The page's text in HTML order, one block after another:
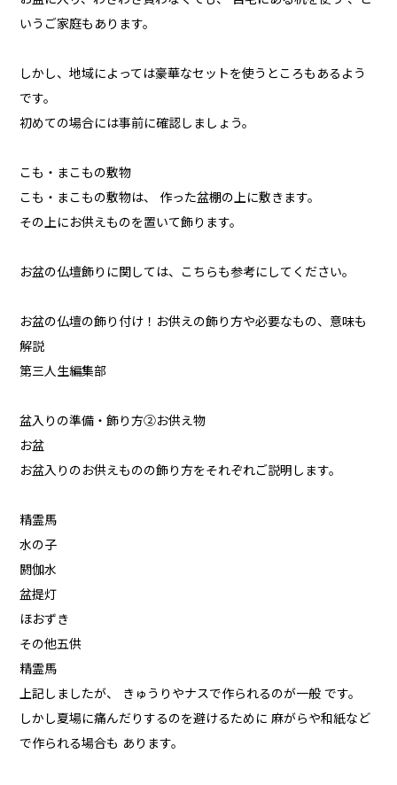
いうご家庭もあります。
しかし、地域によっては豪華なセットを使うところもあるよう
です。
初めての場合には事前に確認しましょう。
こも・まこもの敷物
こも・まこもの敷物は、 作った盆棚の上に敷きます。
その上にお供えものを置いて飾ります。
お盆の仏壇飾りに関しては、こちらも参考にしてください。
お盆の仏壇の飾り付け！お供えの飾り方や必要なもの、意味も
解説
第三人生編集部
盆入りの準備・飾り方②お供え物
お盆
お盆入りのお供えものの飾り方をそれぞれご説明します。
精霊馬
水の子
閼伽水
盆提灯
ほおずき
その他五供
精霊馬
上記しましたが、 きゅうりやナスで作られるのが一般 です。
しかし夏場に痛んだりするのを避けるために 麻がらや和紙など
で作られる場合も あります。